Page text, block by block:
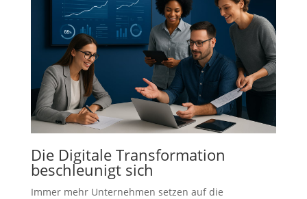
Die Digitale Transformation
beschleunigt sich
Immer mehr Unternehmen setzen auf die